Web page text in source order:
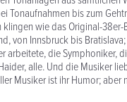
Tonaufnahmen bis zum
wie das Original-
von Innsbruck bis
arbeitete, die Symphoniker,
alle. Und die Musiker
Musiker ist ihr Humor;